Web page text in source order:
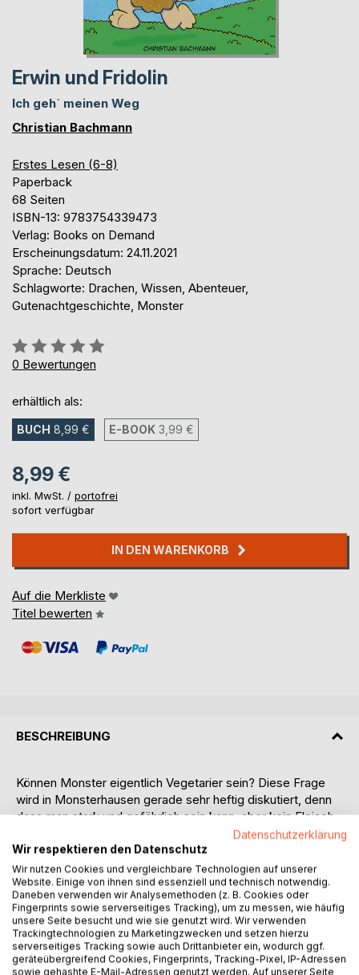
Erwin und Fridolin
Ich geh` meinen Weg
Christian Bachmann
Erstes Lesen (6-8)
Paperback
68 Seiten
ISBN-13: 9783754339473
Verlag: Books on Demand
Erscheinungsdatum: 24.11.2021
Sprache: Deutsch
Schlagworte: Drachen, Wissen, Abenteuer,
Gutenachtgeschichte, Monster
Bewertung::
0%
0 Bewertungen
erhältlich als:
BUCH 8,99 € E-BOOK 3,99 €
8,99 €
inkl. MwSt. / portofrei
sofort verfügbar
IN DEN WARENKORB
Auf die Merkliste
Titel bewerten
BESCHREIBUNG
Können Monster eigentlich Vegetarier sein? Diese Frage
wird in Monsterhausen gerade sehr heftig diskutiert, denn
dass man stark und gefährlich sein kann, aber kein Fleisch
essen möchte, das geht nicht. Darin sind sich fast alle
Monsterarten von Monsterhausen einig. Nur Erwin, ein
Gruselmonster und Held des Buches, sieht das anders.
Jetzt zieht er los in die Welt, um zu beweisen, dass es viele
gefährliche und starke Wesen gibt, die kein Fleisch
fressen. Dabei entdeckt er nicht nur neue Tiere, Kulturen
und Eindrücke, sondern lernt auch die Freundschaft kennen
und findet einen Weg zu sich selbst.
Die Geschichte einer langen Reise sucht die
Datenschutzerklärung
Wir respektieren den Datenschutz
Wir nutzen Cookies und vergleichbare Technologien auf unserer
Website. Einige von ihnen sind essenziell und technisch notwendig.
Daneben verwenden wir Analysemethoden (z. B. Cookies oder
Fingerprints sowie serverseitiges Tracking), um zu messen, wie häufig
unsere Seite besucht und wie sie genutzt wird. Wir verwenden
Trackingtechnologien zu Marketingzwecken und setzen hierzu
serverseitiges Tracking sowie auch Drittanbieter ein, wodurch ggf.
geräteübergreifend Cookies, Fingerprints, Tracking-Pixel, IP-Adressen
sowie gehashte E-Mail-Adressen genutzt werden. Auf unserer Seite